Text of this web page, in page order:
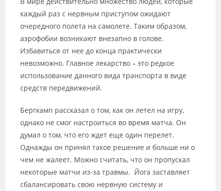
каждый раз с нервным приступом ожидают
очередного полета на самолете. Таким образом,
аэрофобии возникают внезапно в голове.
Избавиться от нее до конца практически
невозможно. Главное лекарство – это редкое
использование данного вида транспорта в виде
средств передвижений.
Бергкамп рассказал о том, как он летел на игру,
однако не смог настроиться во время матча. Он
думал о том, что его ждет еще один перелет.
Однажды он принял такое решение и больше ни о
чем не жалеет. Можно считать, что он пропускал
некоторые матчи из-за травмы. Йога заставляет
сбалансировать свою нервную систему и